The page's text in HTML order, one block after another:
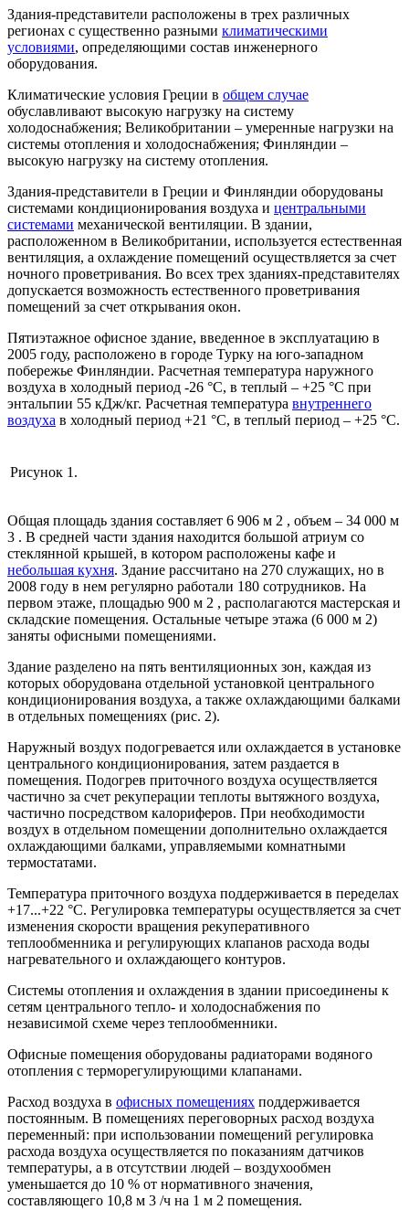
Здания-представители расположены в трех различных
регионах с существенно разными климатическими
условиями, определяющими состав инженерного
оборудования.
Климатические условия Греции в общем случае
обуславливают высокую нагрузку на систему
холодоснабжения; Великобритании – умеренные нагрузки на
системы отопления и холодоснабжения; Финляндии –
высокую нагрузку на систему отопления.
Здания-представители в Греции и Финляндии оборудованы
системами кондиционирования воздуха и центральными
системами механической вентиляции. В здании,
расположенном в Великобритании, используется естественная
вентиляция, а охлаждение помещений осуществляется за счет
ночного проветривания. Во всех трех зданиях-представителях
допускается возможность естественного проветривания
помещений за счет открывания окон.
Пятиэтажное офисное здание, введенное в эксплуатацию в
2005 году, расположено в городе Турку на юго-западном
побережье Финляндии. Расчетная температура наружного
воздуха в холодный период -26 °C, в теплый – +25 °C при
энтальпии 55 кДж/кг. Расчетная температура внутреннего
воздуха в холодный период +21 °С, в теплый период – +25 °С.
Рисунок 1.
Общая площадь здания составляет 6 906 м 2 , объем – 34 000 м
3 . В средней части здания находится большой атриум со
стеклянной крышей, в котором расположены кафе и
небольшая кухня. Здание рассчитано на 270 служащих, но в
2008 году в нем регулярно работали 180 сотрудников. На
первом этаже, площадью 900 м 2 , располагаются мастерская и
складские помещения. Остальные четыре этажа (6 000 м 2)
заняты офисными помещениями.
Здание разделено на пять вентиляционных зон, каждая из
которых оборудована отдельной установкой центрального
кондиционирования воздуха, а также охлаждающими балками
в отдельных помещениях (рис. 2).
Наружный воздух подогревается или охлаждается в установке
центрального кондиционирования, затем раздается в
помещения. Подогрев приточного воздуха осуществляется
частично за счет рекуперации теплоты вытяжного воздуха,
частично посредством калориферов. При необходимости
воздух в отдельном помещении дополнительно охлаждается
охлаждающими балками, управляемыми комнатными
термостатами.
Температура приточного воздуха поддерживается в переделах
+17...+22 °С. Регулировка температуры осуществляется за счет
изменения скорости вращения рекуперативного
теплообменника и регулирующих клапанов расхода воды
нагревательного и охлаждающего контуров.
Системы отопления и охлаждения в здании присоединены к
сетям центрального тепло- и холодоснабжения по
независимой схеме через теплообменники.
Офисные помещения оборудованы радиаторами водяного
отопления с терморегулирующими клапанами.
Расход воздуха в офисных помещениях поддерживается
постоянным. В помещениях переговорных расход воздуха
переменный: при использовании помещений регулировка
расхода воздуха осуществляется по показаниям датчиков
температуры, а в отсутствии людей – воздухообмен
уменьшается до 10 % от нормативного значения,
составляющего 10,8 м 3 /ч на 1 м 2 помещения.